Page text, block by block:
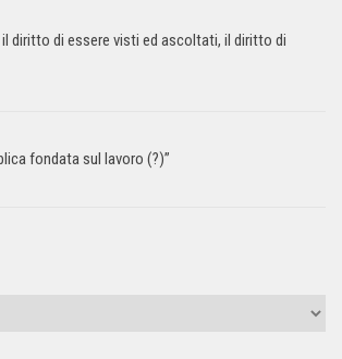
il diritto di essere visti ed ascoltati, il diritto di
fondata sul lavoro (?)”